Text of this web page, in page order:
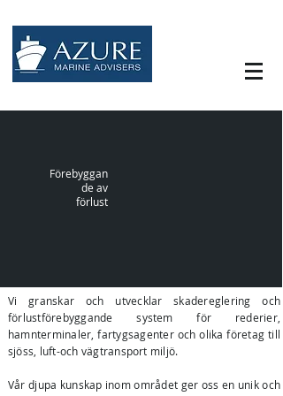
Förebyggan
de av
förlust
Vi granskar och utvecklar skadereglering och
förlustförebyggande system för rederier,
hamnterminaler, fartygsagenter och olika företag till
sjöss, luft-och vägtransport miljö.
Vår djupa kunskap inom området ger oss en unik och